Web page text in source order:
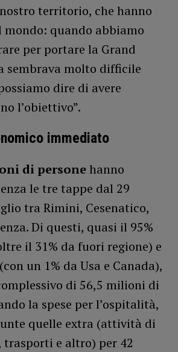
territorio, che hanno
quando abbiamo
per portare la Grand
sembrava molto difficile
dire di avere
l’obiettivo”.
immediato
di personehanno
le tre tappe dal 29
tra Rimini, Cesenatico,
Di questi, quasi il 95%
il 31% da fuori regione) e
un 1% da Usa e Canada),
di 56,5 milioni di
la spese per l’ospitalità,
quelle extra (attività di
e altro) per 42